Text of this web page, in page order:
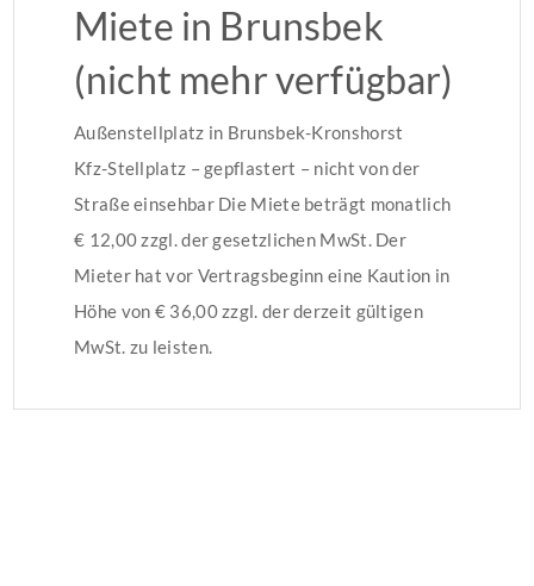
Miete in Brunsbek
(nicht mehr verfügbar)
Außenstellplatz in Brunsbek-Kronshorst
Kfz-Stellplatz – gepflastert – nicht von der
Straße einsehbar Die Miete beträgt monatlich
€ 12,00 zzgl. der gesetzlichen MwSt. Der
Mieter hat vor Vertragsbeginn eine Kaution in
Höhe von € 36,00 zzgl. der derzeit gültigen
MwSt. zu leisten.